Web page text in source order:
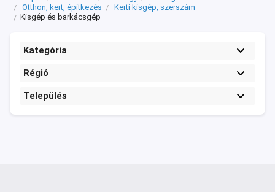
Otthon, kert, építkezés
Kerti kisgép, szerszám
Kisgép és barkácsgép
Kategória
Régió
Település